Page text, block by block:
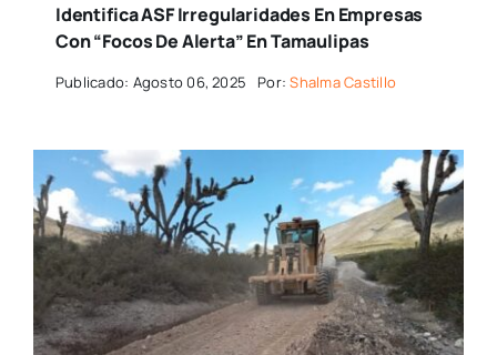
Identifica ASF Irregularidades En Empresas
Con “focos De Alerta” En Tamaulipas
Publicado: Agosto 06, 2025 Por:Shalma Castillo